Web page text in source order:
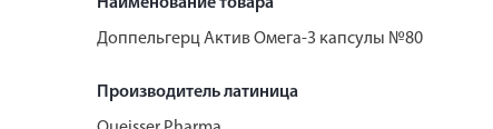
Доппельгерц Актив Омега-3 капсулы №80
Производитель латиница